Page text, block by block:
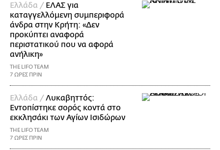
Ελλάδα / ΕΛΑΣ για
καταγγελλόμενη συμπεριφορά
άνδρα στην Κρήτη: «Δεν
προκύπτει αναφορά
περιστατικού που να αφορά
ανήλικη»
THE LIFO TEAM
7 ΩΡΕΣ ΠΡΙΝ
Ελλάδα /Λυκαβηττός:
Εντοπίστηκε σορός κοντά στο
εκκλησάκι των Αγίων Ισιδώρων
THE LIFO TEAM
7 ΩΡΕΣ ΠΡΙΝ